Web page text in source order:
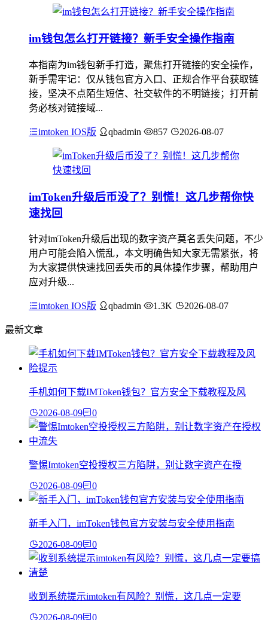
im钱包怎么打开链接？新手安全操作指南
本指南为im钱包新手打造，聚焦打开链接的安全操作，
新手需牢记：仅从钱包官方入口、正规合作平台获取链
接，坚决不点陌生短信、社交软件的不明链接；打开前
务必核对链接域...
imtoken IOS版 qbadmin 857 2026-08-07
imToken升级后币没了？别慌！这几步帮你快
速找回
针对imToken升级后出现的数字资产莫名丢失问题，不少
用户可能会陷入慌乱，本文明确告知大家无需紧张，将
为大家提供快速找回丢失币的具体操作步骤，帮助用户
应对升级...
imtoken IOS版 qbadmin 1.3K 2026-08-07
最新文章
手机如何下载IMToken钱包？官方安全下载教程及风
2026-08-09 0
警惕Imtoken空投授权三方陷阱，别让数字资产在授
2026-08-09 0
新手入门，imToken钱包官方安装与安全使用指南
2026-08-09 0
收到系统提示imtoken有风险？别慌，这几点一定要
2026-08-09 0